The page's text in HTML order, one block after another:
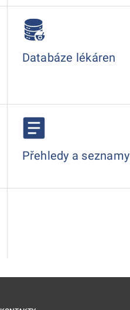
Databáze lékáren
Přehledy a seznamy